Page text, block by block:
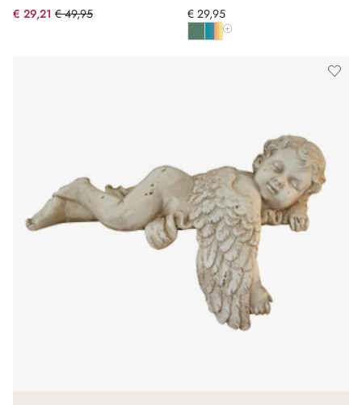
€ 29,21 € 49,95
(41.52% gespart)
€ 29,95
Alle Farben anzeigen